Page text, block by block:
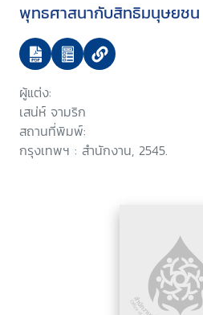
พุทธศาสนากับสิทธิมนุษยชน
ผู้แต่ง:
เสน่ห์ จามริก
สถานที่พิมพ์:
กรุงเทพฯ : สำนักงาน, 2545.